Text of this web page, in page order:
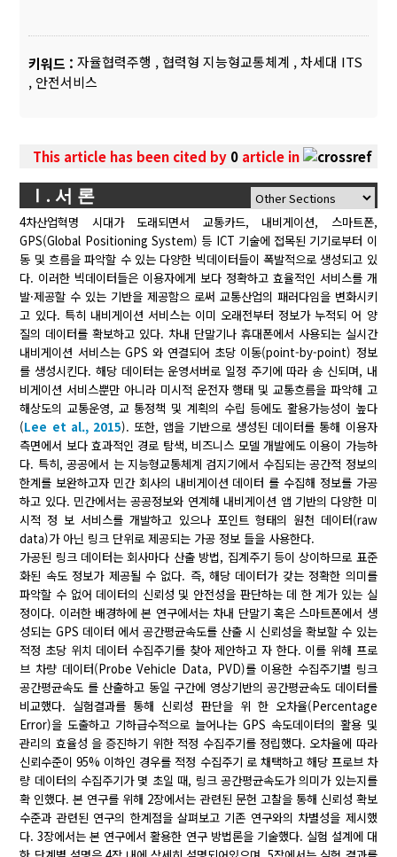
키워드 :자율협력주행 ,협력형 지능형교통체계 ,차세대 ITS
, 안전서비스
This article has been cited by 0 article in
Ⅰ. 서 론
4차산업혁명 시대가 도래되면서 교통카드, 내비게이션, 스마트폰,
GPS(Global Positioning System) 등 ICT 기술에 접목된 기기로부터 이
동 및 흐름을 파악할 수 있는 다양한 빅데이터들이 폭발적으로 생성되고 있
다. 이러한 빅데이터들은 이용자에게 보다 정확하고 효율적인 서비스를 개
발·제공할 수 있는 기반을 제공함으 로써 교통산업의 패러다임을 변화시키
고 있다. 특히 내비게이션 서비스는 이미 오래전부터 정보가 누적되 어 양
질의 데이터를 확보하고 있다. 차내 단말기나 휴대폰에서 사용되는 실시간
내비게이션 서비스는 GPS 와 연결되어 초당 이동(point-by-point) 정보
를 생성시킨다. 해당 데이터는 운영서버로 일정 주기에 따라 송 신되며, 내
비게이션 서비스뿐만 아니라 미시적 운전자 행태 및 교통흐름을 파악해 고
해상도의 교통운영, 교 통정책 및 계획의 수립 등에도 활용가능성이 높다
(Lee et al., 2015). 또한, 앱을 기반으로 생성된 데이터를 통해 이용자
측면에서 보다 효과적인 경로 탐색, 비즈니스 모델 개발에도 이용이 가능하
다. 특히, 공공에서 는 지능형교통체계 검지기에서 수집되는 공간적 정보의
한계를 보완하고자 민간 회사의 내비게이션 데이터 를 수집해 정보를 가공
하고 있다. 민간에서는 공공정보와 연계해 내비게이션 앱 기반의 다양한 미
시적 정 보 서비스를 개발하고 있으나 포인트 형태의 원천 데이터(raw
data)가 아닌 링크 단위로 제공되는 가공 정보 들을 사용한다.
가공된 링크 데이터는 회사마다 산출 방법, 집계주기 등이 상이하므로 표준
화된 속도 정보가 제공될 수 없다. 즉, 해당 데이터가 갖는 정확한 의미를
파악할 수 없어 데이터의 신뢰성 및 안전성을 판단하는 데 한 계가 있는 실
정이다. 이러한 배경하에 본 연구에서는 차내 단말기 혹은 스마트폰에서 생
성되는 GPS 데이터 에서 공간평균속도를 산출 시 신뢰성을 확보할 수 있는
적정 초당 위치 데이터 수집주기를 찾아 제안하고 자 한다. 이를 위해 프로
브 차량 데이터(Probe Vehicle Data, PVD)를 이용한 수집주기별 링크
공간평균속도 를 산출하고 동일 구간에 영상기반의 공간평균속도 데이터를
비교했다. 실험결과를 통해 신뢰성 판단을 위 한 오차율(Percentage
Error)을 도출하고 기하급수적으로 늘어나는 GPS 속도데이터의 활용 및
관리의 효율성 을 증진하기 위한 적정 수집주기를 정립했다. 오차율에 따라
신뢰수준이 95% 이하인 경우를 적정 수집주기 로 채택하고 해당 프로브 차
량 데이터의 수집주기가 몇 초일 때, 링크 공간평균속도가 의미가 있는지를
확 인했다. 본 연구를 위해 2장에서는 관련된 문헌 고찰을 통해 신뢰성 확보
수준과 관련된 연구의 한계점을 살펴보고 기존 연구와의 차별성을 제시했
다. 3장에서는 본 연구에서 활용한 연구 방법론을 기술했다. 실험 설계에 대